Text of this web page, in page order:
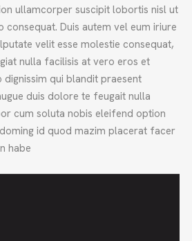
ullamcorper suscipit lobortis nisl ut
consequat. Duis autem vel eum iriure
velit esse molestie consequat,
nulla facilisis at vero eros et
qui blandit praesent
duis dolore te feugait nulla
cum soluta nobis eleifend option
id quod mazim placerat facer
habe